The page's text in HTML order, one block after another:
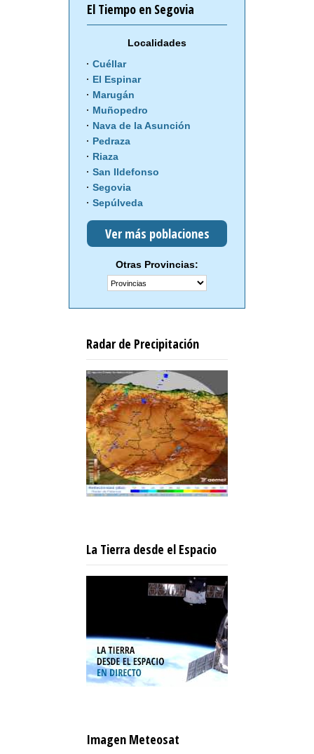
El Tiempo en Segovia
Localidades
Cuéllar
El Espinar
Marugán
Muñopedro
Nava de la Asunción
Pedraza
Riaza
San Ildefonso
Segovia
Sepúlveda
Ver más poblaciones
Otras Provincias:
Radar de Precipitación
La Tierra desde el Espacio
Imagen Meteosat